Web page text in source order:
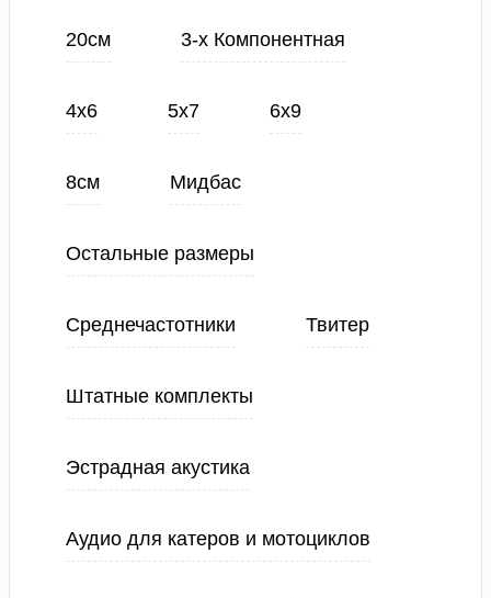
20см 3-х Компонентная
4х6 5х7 6х9
8см Мидбас
Остальные размеры
Среднечастотники Твитер
Штатные комплекты
Эстрадная акустика
Аудио для катеров и мотоциклов